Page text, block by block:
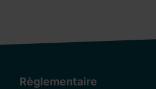
Règlementaire